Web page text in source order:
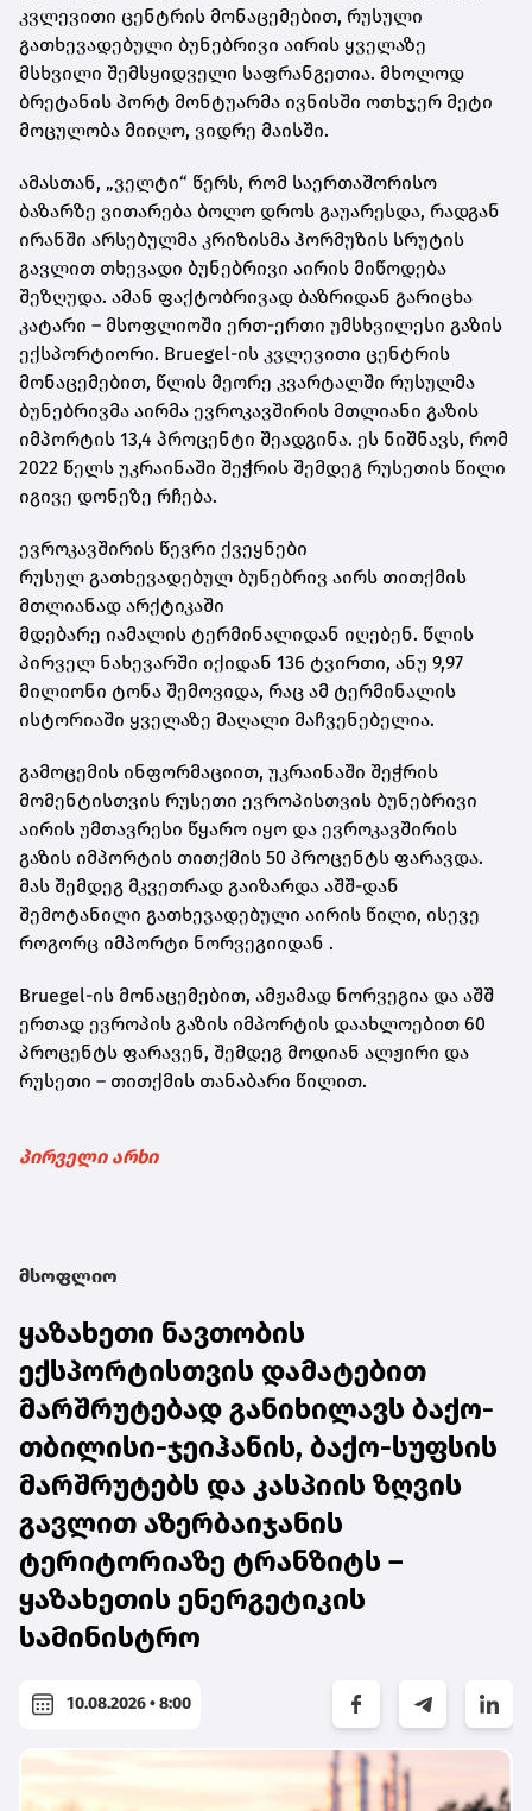
კვლევითი ცენტრის მონაცემებით, რუსული
გათხევადებული ბუნებრივი აირის ყველაზე
მსხვილი შემსყიდველი საფრანგეთია. მხოლოდ
ბრეტანის პორტ მონტუარმა ივნისში ოთხჯერ მეტი
მოცულობა მიიღო, ვიდრე მაისში.
ამასთან, „ველტი“ წერს, რომ საერთაშორისო
ბაზარზე ვითარება ბოლო დროს გაუარესდა, რადგან
ირანში არსებულმა კრიზისმა ჰორმუზის სრუტის
გავლით თხევადი ბუნებრივი აირის მიწოდება
შეზღუდა. ამან ფაქტობრივად ბაზრიდან გარიცხა
კატარი – მსოფლიოში ერთ-ერთი უმსხვილესი გაზის
ექსპორტიორი. Bruegel-ის კვლევითი ცენტრის
მონაცემებით, წლის მეორე კვარტალში რუსულმა
ბუნებრივმა აირმა ევროკავშირის მთლიანი გაზის
იმპორტის 13,4 პროცენტი შეადგინა. ეს ნიშნავს, რომ
2022 წელს უკრაინაში შეჭრის შემდეგ რუსეთის წილი
იგივე დონეზე რჩება.
ევროკავშირის წევრი ქვეყნები
რუსულ გათხევადებულ ბუნებრივ აირს თითქმის
მთლიანად არქტიკაში
მდებარე იამალის ტერმინალიდან იღებენ. წლის
პირველ ნახევარში იქიდან 136 ტვირთი, ანუ 9,97
მილიონი ტონა შემოვიდა, რაც ამ ტერმინალის
ისტორიაში ყველაზე მაღალი მაჩვენებელია.
გამოცემის ინფორმაციით, უკრაინაში შეჭრის
მომენტისთვის რუსეთი ევროპისთვის ბუნებრივი
აირის უმთავრესი წყარო იყო და ევროკავშირის
გაზის იმპორტის თითქმის 50 პროცენტს ფარავდა.
მას შემდეგ მკვეთრად გაიზარდა აშშ-დან
შემოტანილი გათხევადებული აირის წილი, ისევე
როგორც იმპორტი ნორვეგიიდან .
Bruegel-ის მონაცემებით, ამჟამად ნორვეგია და აშშ
ერთად ევროპის გაზის იმპორტის დაახლოებით 60
პროცენტს ფარავენ, შემდეგ მოდიან ალჟირი და
რუსეთი – თითქმის თანაბარი წილით.
პირველი არხი
მსოფლიო
ყაზახეთი ნავთობის
ექსპორტისთვის დამატებით
მარშრუტებად განიხილავს ბაქო-
თბილისი-ჯეიჰანის, ბაქო-სუფსის
მარშრუტებს და კასპიის ზღვის
გავლით აზერბაიჯანის
ტერიტორიაზე ტრანზიტს –
ყაზახეთის ენერგეტიკის
სამინისტრო
10.08.2026 • 8:00